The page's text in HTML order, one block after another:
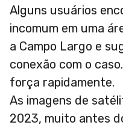
Alguns usuários
incomum em uma
a Campo Largo e
conexão com o
força rapidamente.
As imagens de
2023, muito antes